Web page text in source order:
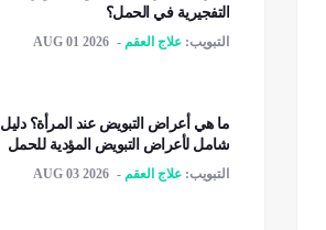
التفجيرية في الحمل؟
التبويب: علاج العقم AUG 01 2026
ما هي أعراض التبويض عند المرأة؟ دليل
شامل لأعراض التبويض المؤدية للحمل
التبويب: علاج العقم AUG 03 2026